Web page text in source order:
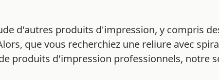
d'autres produits d'impression, y compris
que vous recherchiez une reliure avec
produits d'impression professionnels, notre